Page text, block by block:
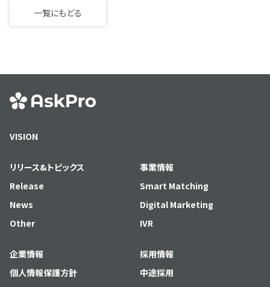
一覧にもどる
VISION
リリース&トピックス
Release
News
Other
事業情報
Smart Matching
Digital Marketing
IVR
企業情報
個人情報保護方針
採用情報
中途採用